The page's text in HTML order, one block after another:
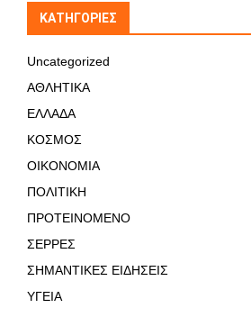
KΑΤΗΓΟΡΊΕΣ
Uncategorized
ΑΘΛΗΤΙΚΑ
ΕΛΛΑΔΑ
ΚΟΣΜΟΣ
ΟΙΚΟΝΟΜΙΑ
ΠΟΛΙΤΙΚΗ
ΠΡΟΤΕΙΝΟΜΕΝΟ
ΣΕΡΡΕΣ
ΣΗΜΑΝΤΙΚΕΣ ΕΙΔΗΣΕΙΣ
ΥΓΕΙΑ